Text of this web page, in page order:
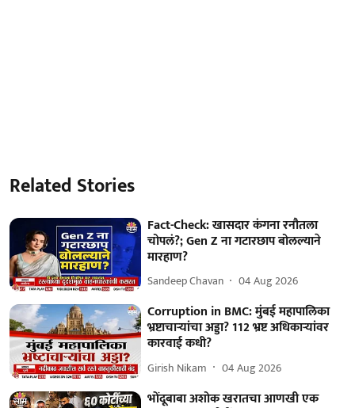
Related Stories
Fact-Check: खासदार कंगना रनौतला
चोपलं?; Gen Z ना गटारछाप बोलल्याने
मारहाण?
Sandeep Chavan 04 Aug 2026
Corruption in BMC: मुंबई महापालिका
भ्रष्टाचाऱ्यांचा अड्डा? 112 भ्रष्ट अधिकाऱ्यांवर
कारवाई कधी?
Girish Nikam 04 Aug 2026
भोंदूबाबा अशोक खरातचा आणखी एक